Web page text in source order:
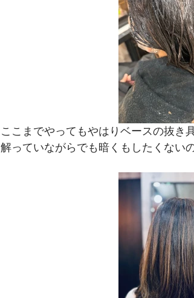
ここまでやってもやはりベースの抜き
解っていながらでも暗くもしたくない